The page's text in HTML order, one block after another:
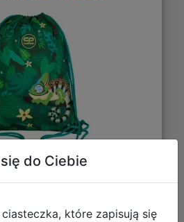
zł
KOSZYKA
do Ciebie
które zapisują się